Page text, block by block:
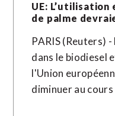
UE: L’utilisation
de palme
PARIS (Reuters)
dans le biodiesel
l'Union
diminuer au